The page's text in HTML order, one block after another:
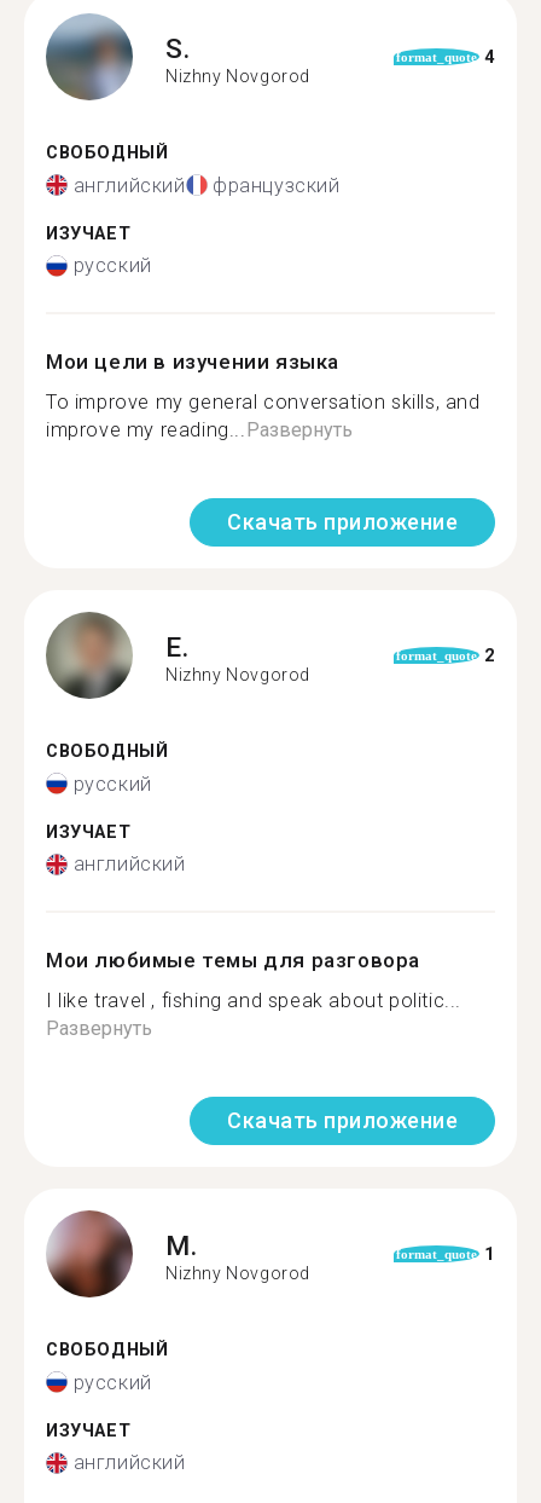
S.
Nizhny Novgorod
format_quote 4
СВОБОДНЫЙ
английский французский
ИЗУЧАЕТ
русский
Мои цели в изучении языка
To improve my general conversation skills, and
improve my reading...Развернуть
Скачать приложение
E.
Nizhny Novgorod
format_quote 2
СВОБОДНЫЙ
русский
ИЗУЧАЕТ
английский
Мои любимые темы для разговора
I like travel , fishing and speak about politic...
Развернуть
Скачать приложение
M.
Nizhny Novgorod
format_quote 1
СВОБОДНЫЙ
русский
ИЗУЧАЕТ
английский